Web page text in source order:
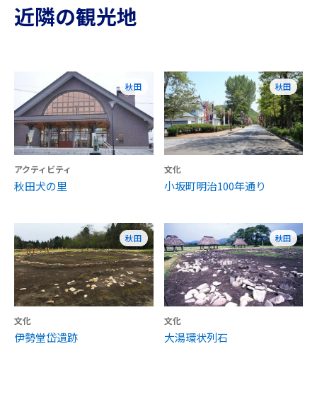
近隣の観光地
秋田
アクティビティ
秋田犬の里
秋田
文化
小坂町明治100年通り
秋田
文化
伊勢堂岱遺跡
秋田
文化
大湯環状列石